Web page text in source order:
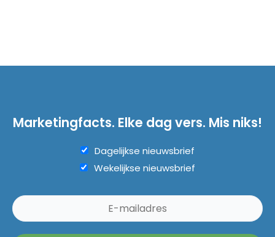
Marketingfacts. Elke dag vers. Mis niks!
Dagelijkse nieuwsbrief
Wekelijkse nieuwsbrief